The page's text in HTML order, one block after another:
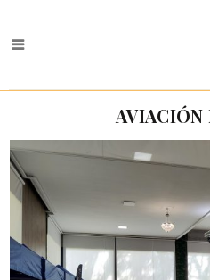
AVIACIÓN